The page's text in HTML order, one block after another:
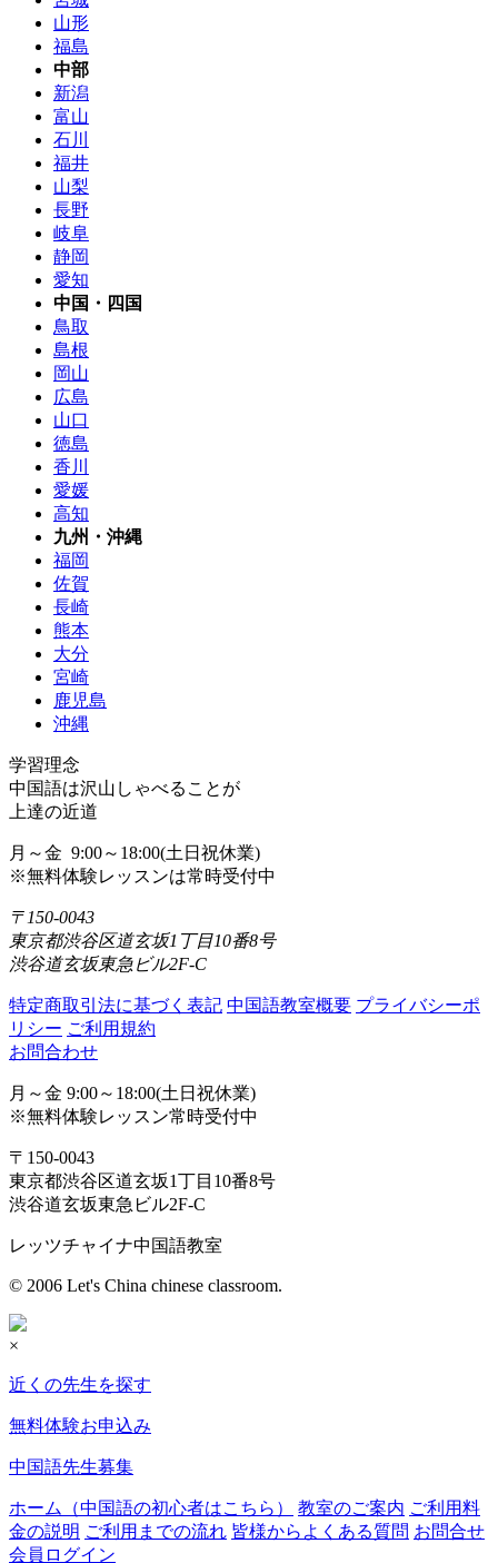
山形
福島
中部
新潟
富山
石川
福井
山梨
長野
岐阜
静岡
愛知
中国・四国
鳥取
島根
岡山
広島
山口
徳島
香川
愛媛
高知
九州・沖縄
福岡
佐賀
長崎
熊本
大分
宮崎
鹿児島
沖縄
学習理念
中国語は沢山しゃべることが
上達の近道
月～金 9:00～18:00(土日祝休業)
※無料体験レッスンは常時受付中
〒150-0043
東京都渋谷区道玄坂1丁目10番8号
渋谷道玄坂東急ビル2F-C
特定商取引法に基づく表記 中国語教室概要 プライバシーポ
リシー ご利用規約
お問合わせ
月～金 9:00～18:00(土日祝休業)
※無料体験レッスン常時受付中
〒150-0043
東京都渋谷区道玄坂1丁目10番8号
渋谷道玄坂東急ビル2F-C
レッツチャイナ中国語教室
© 2006 Let's China chinese classroom.
×
近くの先生を探す
無料体験お申込み
中国語先生募集
ホーム（中国語の初心者はこちら） 教室のご案内 ご利用料
金の説明 ご利用までの流れ 皆様からよくある質問 お問合せ
会員ログイン